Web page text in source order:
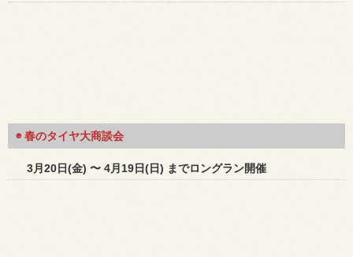
◉春のタイヤ大商談会
3月20日(金) 〜 4月19日(日) までロングラン開催